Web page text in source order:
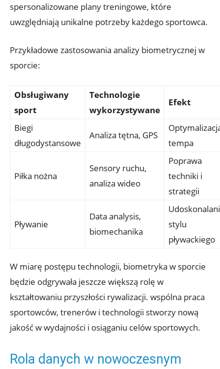
spersonalizowane plany treningowe, które
uwzględniają unikalne potrzeby każdego sportowca.
Przykładowe zastosowania analizy biometrycznej w
sporcie:
Obsługiwany
sport
Technologie
wykorzystywane
Efekt
Biegi
długodystansowe
Analiza tętna, GPS
tempa
Piłka nożna
Sensory ruchu,
analiza wideo
Poprawa
techniki i
strategii
Pływanie
Data analysis,
biomechanika
stylu
pływackiego
W miarę postępu technologii, biometryka w sporcie
będzie odgrywała jeszcze większą rolę w
kształtowaniu przyszłości rywalizacji. wspólna praca
sportowców, trenerów i technologii stworzy nową
jakość w wydajności i osiąganiu celów sportowych.
Rola danych w nowoczesnym